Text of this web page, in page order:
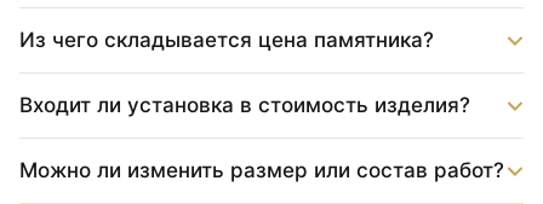
Из чего складывается цена памятника?
Входит ли установка в стоимость изделия?
Можно ли изменить размер или состав работ?